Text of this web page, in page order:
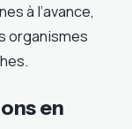
à l’avance,
organismes
en